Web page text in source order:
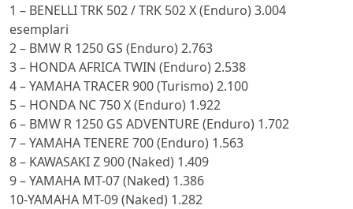
1 – BENELLI TRK 502 / TRK 502 X (Enduro) 3.004
esemplari
2 – BMW R 1250 GS (Enduro) 2.763
3 – HONDA AFRICA TWIN (Enduro) 2.538
4 – YAMAHA TRACER 900 (Turismo) 2.100
5 – HONDA NC 750 X (Enduro) 1.922
6 – BMW R 1250 GS ADVENTURE (Enduro) 1.702
7 – YAMAHA TENERE 700 (Enduro) 1.563
8 – KAWASAKI Z 900 (Naked) 1.409
9 – YAMAHA MT-07 (Naked) 1.386
10-YAMAHA MT-09 (Naked) 1.282